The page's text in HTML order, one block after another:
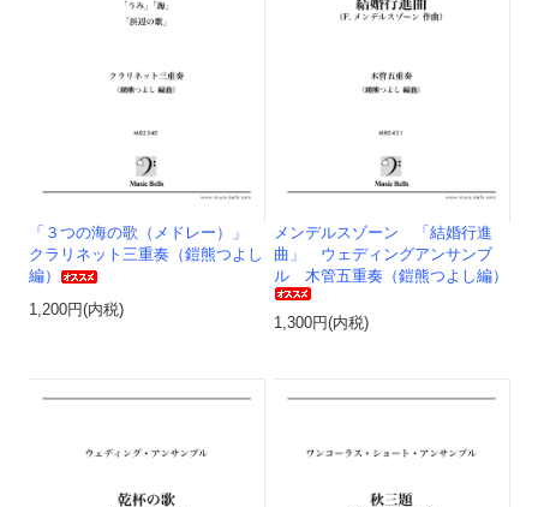
「３つの海の歌（メドレー）」
クラリネット三重奏（鎧熊つよし
編）
1,200円(内税)
メンデルスゾーン 「結婚行進
曲」 ウェディングアンサンブ
ル 木管五重奏（鎧熊つよし編）
1,300円(内税)